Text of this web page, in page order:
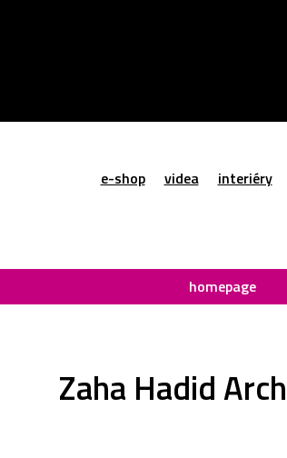
e-shop videa interiéry
homepage
Zaha Hadid